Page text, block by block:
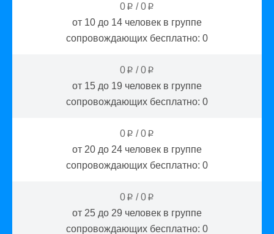
0 p /0 p
от 10 до 14 человек в группе
сопровождающих бесплатно: 0
0 p /0 p
от 15 до 19 человек в группе
сопровождающих бесплатно: 0
0 p /0 p
от 20 до 24 человек в группе
сопровождающих бесплатно: 0
0 p /0 p
от 25 до 29 человек в группе
сопровождающих бесплатно: 0